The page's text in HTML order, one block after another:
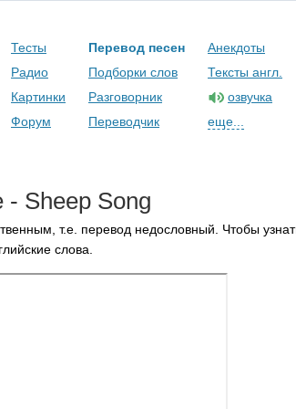
Тесты
Радио
Картинки
Форум
Перевод песен
Подборки слов
Разговорник
Переводчик
Анекдоты
Тексты англ.
озвучка
еще...
- Sheep Song
т.е. перевод недословный. Чтобы
слова.